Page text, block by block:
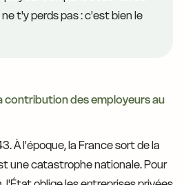
t'y perds pas : c'est bien le
contribution des employeurs au
À l'époque, la France sort de la
une catastrophe nationale. Pour